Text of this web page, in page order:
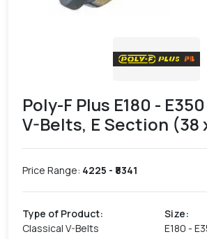
Poly-F Plus E180 -
V-Belts, E Section (38
Price Range: 4225 - ₹ 8341
Type of Product:
Classical V-Belts
Size:
E180 -